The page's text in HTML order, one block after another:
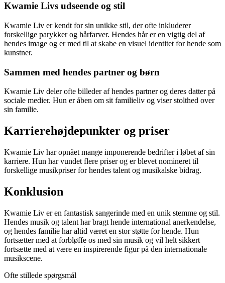
Kwamie Livs udseende og stil
Kwamie Liv er kendt for sin unikke stil, der ofte inkluderer
forskellige parykker og hårfarver. Hendes hår er en vigtig del af
hendes image og er med til at skabe en visuel identitet for hende som
kunstner.
Sammen med hendes partner og børn
Kwamie Liv deler ofte billeder af hendes partner og deres datter på
sociale medier. Hun er åben om sit familieliv og viser stolthed over
sin familie.
Karrierehøjdepunkter og priser
Kwamie Liv har opnået mange imponerende bedrifter i løbet af sin
karriere. Hun har vundet flere priser og er blevet nomineret til
forskellige musikpriser for hendes talent og musikalske bidrag.
Konklusion
Kwamie Liv er en fantastisk sangerinde med en unik stemme og stil.
Hendes musik og talent har bragt hende international anerkendelse,
og hendes familie har altid været en stor støtte for hende. Hun
fortsætter med at forbløffe os med sin musik og vil helt sikkert
fortsætte med at være en inspirerende figur på den internationale
musikscene.
Ofte stillede spørgsmål